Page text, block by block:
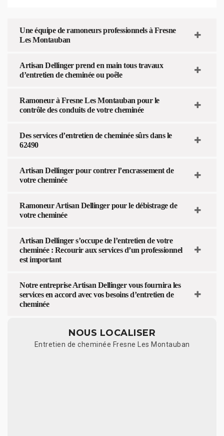
Une équipe de ramoneurs professionnels à Fresne
Les Montauban
Artisan Dellinger prend en main tous travaux
d’entretien de cheminée ou poêle
Ramoneur à Fresne Les Montauban pour le
contrôle des conduits de votre cheminée
Des services d’entretien de cheminée sûrs dans le
62490
Artisan Dellinger pour contrer l’encrassement de
votre cheminée
Ramoneur Artisan Dellinger pour le débistrage de
votre cheminée
Artisan Dellinger s’occupe de l’entretien de votre
cheminée : Recourir aux services d’un professionnel
est important
Notre entreprise Artisan Dellinger vous fournira les
services en accord avec vos besoins d’entretien de
cheminée
NOUS LOCALISER
Entretien de cheminée Fresne Les Montauban